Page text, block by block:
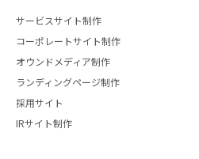
サービスサイト制作
コーポレートサイト制作
オウンドメディア制作
ランディングページ制作
採用サイト
IRサイト制作